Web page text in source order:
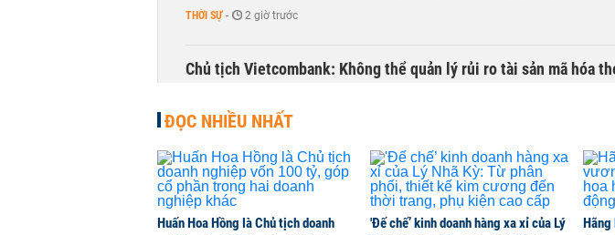
THỜI SỰ - 2 giờ trước
Chủ tịch Vietcombank: Không thể quản lý rủi ro tài sản mã hóa
ĐỌC NHIỀU NHẤT
Huấn Hoa Hồng là Chủ tịch doanh
'Đế chế’ kinh doanh hàng xa xỉ của Lý